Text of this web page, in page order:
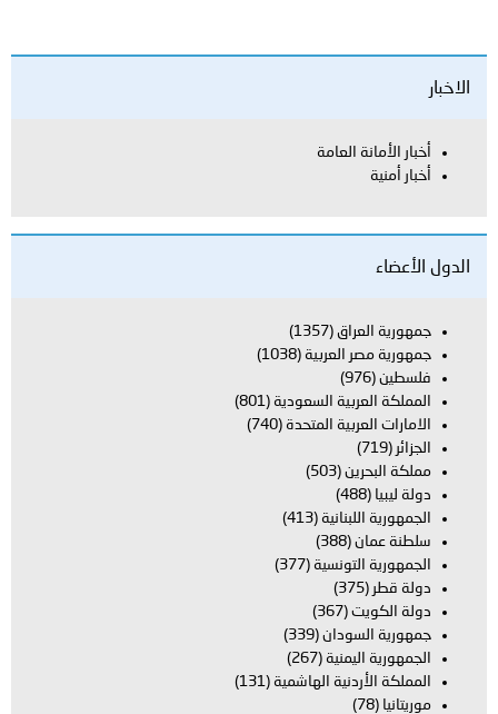
الاخبار
أخبار الأمانة العامة
أخبار أمنية
الدول الأعضاء
جمهورية العراق (1357)
جمهورية مصر العربية (1038)
فلسطين (976)
المملكة العربية السعودية (801)
الامارات العربية المتحدة (740)
الجزائر (719)
مملكة البحرين (503)
دولة ليبيا (488)
الجمهورية اللبنانية (413)
سلطنة عمان (388)
الجمهورية التونسية (377)
دولة قطر (375)
دولة الكويت (367)
جمهورية السودان (339)
الجمهورية اليمنية (267)
المملكة الأردنية الهاشمية (131)
موريتانيا (78)